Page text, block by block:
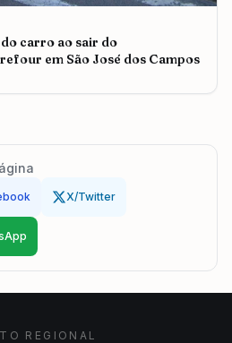
carro ao sair do
em São José dos Campos
X/Twitter
REGIONAL